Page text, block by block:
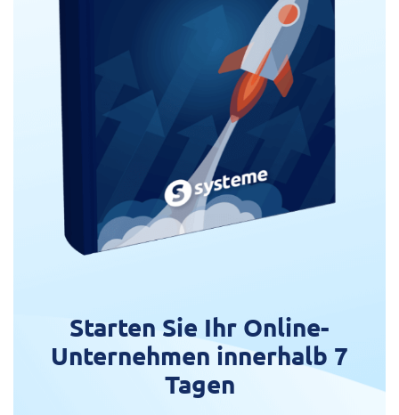
Starten Sie Ihr Online-
Unternehmen innerhalb 7
Tagen